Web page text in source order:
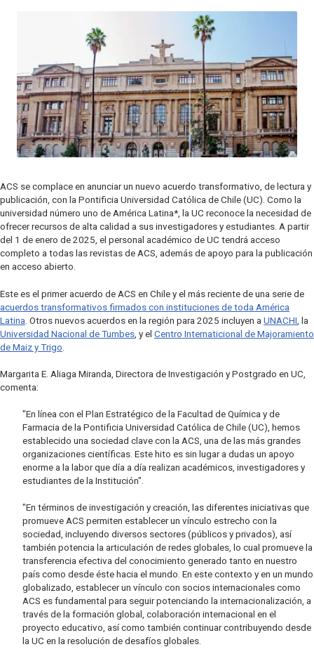
ACS se complace en anunciar un nuevo acuerdo transformativo, de lectura y
publicación, con la Pontificia Universidad Católica de Chile (UC). Como la
universidad número uno de América Latina*, la UC reconoce la necesidad de
ofrecer recursos de alta calidad a sus investigadores y estudiantes. A partir
del 1 de enero de 2025, el personal académico de UC tendrá acceso
completo a todas las revistas de ACS, además de apoyo para la publicación
en acceso abierto.
Este es el primer acuerdo de ACS en Chile y el más reciente de una serie de
acuerdos transformativos firmados con instituciones de toda América
Latina . Otros nuevos acuerdos en la región para 2025 incluyen a UNACHI , la
Universidad Nacional de Tumbes , y el Centro Internaticional de Majoramiento
de Maiz y Trigo
Margarita E. Aliaga Miranda, Directora de Investigación y Postgrado en UC,
comenta:
"En línea con el Plan Estratégico de la Facultad de Química y de
Farmacia de la Pontificia Universidad Católica de Chile (UC), hemos
establecido una sociedad clave con la ACS, una de las más grandes
organizaciones científicas. Este hito es sin lugar a dudas un apoyo
enorme a la labor que día a día realizan académicos, investigadores y
estudiantes de la Institución".
"En términos de investigación y creación, las diferentes iniciativas que
promueve ACS permiten establecer un vínculo estrecho con la
sociedad, incluyendo diversos sectores (públicos y privados), así
también potencia la articulación de redes globales, lo cual promueve la
transferencia efectiva del conocimiento generado tanto en nuestro
país como desde éste hacia el mundo. En este contexto y en un mundo
globalizado, establecer un vínculo con socios internacionales como
ACS es fundamental para seguir potenciando la internacionalización, a
través de la formación global, colaboración internacional en el
proyecto educativo, así como también continuar contribuyendo desde
la UC en la resolución de desafíos globales.